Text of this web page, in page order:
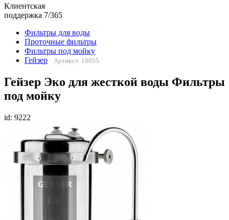
Клиентская
поддержка 7/365
Фильтры для воды
Проточные фильтры
Фильтры под мойку
Гейзер
Артикул: 18055
Гейзер Эко для жесткой воды Фильтры
под мойку
id: 9222